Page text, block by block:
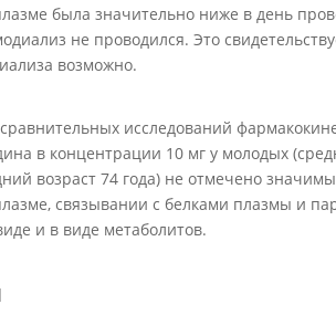
была значительно ниже в день
не проводился. Это
возможно.
исследований
в концентрации 10 мг у молодых
возраст 74 года) не отмечено
связывании с белками плазмы и
и в виде метаболитов.